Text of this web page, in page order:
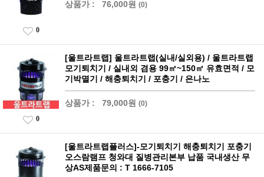
상품가 : 76,000원 (0)
0
[울트라트랩] 울트라트랩(실내/실외용) / 울트라트랩
모기퇴치기 / 실내외 겸용 99㎡~150㎡ 유효면적 / 모
기박멸기 / 해충퇴치기 / 포충기 / 은나노
상품가 : 79,000원 (0)
0
[울트라트랩플러스]-모기퇴치기 해충퇴치기 포충기
오스람램프 청와대 질병관리본부 납품 국내생산 무
상AS제품문의 : T 1666-7105